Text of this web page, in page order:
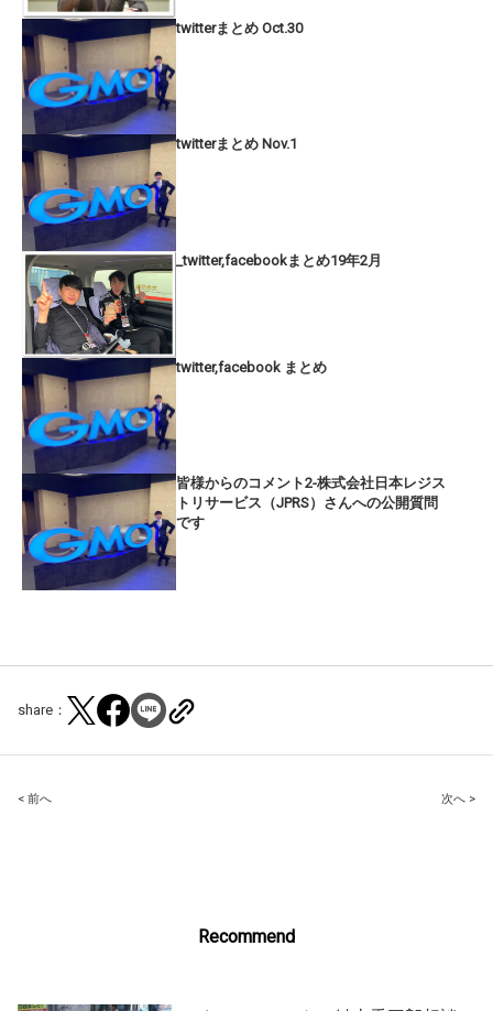
twitterまとめ Oct.30
twitterまとめ Nov.1
_twitter,facebookまとめ19年2月
twitter,facebook まとめ
皆様からのコメント2-株式会社日本レジス
トリサービス（JPRS）さんへの公開質問
です
share：
Post
< 前へ 次へ >
Recommend